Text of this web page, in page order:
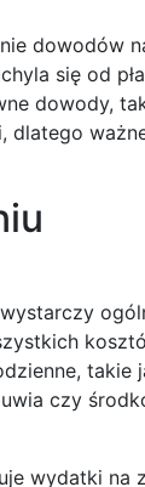
dowodów
się od
dowody,
dlatego
takie
czy
wydatki na